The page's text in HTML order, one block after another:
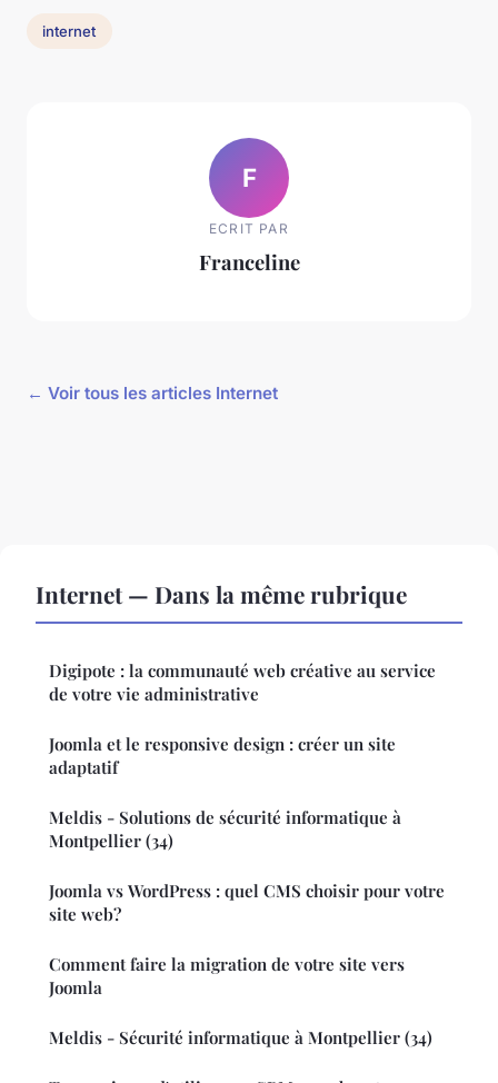
internet
F
ECRIT PAR
Franceline
← Voir tous les articles Internet
Internet — Dans la même rubrique
Digipote : la communauté web créative au service
de votre vie administrative
Joomla et le responsive design : créer un site
adaptatif
Meldis - Solutions de sécurité informatique à
Montpellier (34)
Joomla vs WordPress : quel CMS choisir pour votre
site web?
Comment faire la migration de votre site vers
Joomla
Meldis - Sécurité informatique à Montpellier (34)